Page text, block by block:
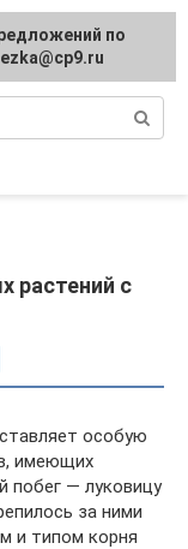
уход
растений с
особую
имеющих
побег — луковицу
за ними
и типом корня
по